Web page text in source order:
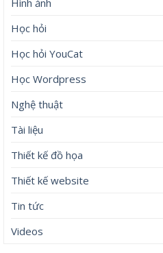
Hình ảnh
Học hỏi
Học hỏi YouCat
Học Wordpress
Nghệ thuật
Tài liệu
Thiết kế đồ họa
Thiết kế website
Tin tức
Videos